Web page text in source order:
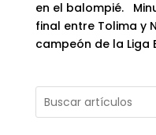
en el balompié.
final entre Tolima y
campeón de la Liga